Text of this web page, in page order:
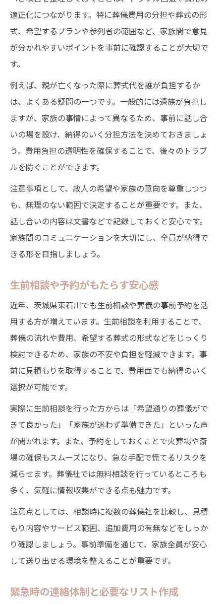
適正化につながります。特に葬儀費用の分担や葬式の形
式、希望するプランや参列者の範囲など、家族間で意見
が分かれやすいポイントを事前に確認することが大切で
す。
例えば、親が亡くなった際に葬式代を誰が負担するか
は、よくある疑問の一つです。一般的には遺族が負担し
ますが、家族の事情によって異なるため、事前に話し合
いの場を設け、納得のいく分担方法を決めておきましょ
う。費用負担の透明性を確保することで、後々のトラブ
ルを防ぐことができます。
注意事項として、故人の希望や家族の意向を尊重しつつ
も、無理のない範囲で決定することが重要です。また、
話し合いの内容は文書などで記録しておくと安心です。
家族間のコミュニケーションを大切にし、全員が納得で
きる形を目指しましょう。
生前相談や予約がもたらす安心感
近年、茨城県東石川でも生前相談や葬儀の事前予約を活
用する方が増えています。生前相談を利用することで、
葬儀の流れや費用、希望する葬式の形式などをじっくり
検討できるため、家族の不安や負担を軽減できます。事
前に見積もりを取得することで、費用面でも納得のいく
選択が可能です。
実際に生前相談を行った方からは「希望通りの葬儀がで
きて良かった」「家族が迷わず準備できた」といった声
が聞かれます。また、予約をしておくことで火葬場や斎
場の確保もスムーズになり、急な手配で慌てるリスクを
減らせます。葬儀社では無料相談を行っているところも
多く、気軽に情報収集ができる点も魅力です。
注意点としては、相談時に複数の葬儀社を比較し、見積
もり内容やサービス範囲、追加費用の有無などをしっか
り確認しましょう。事前準備を通じて、家族全員が安心
して送り出せる環境を整えることが重要です。
緊急時の連絡体制と必要なリスト作成